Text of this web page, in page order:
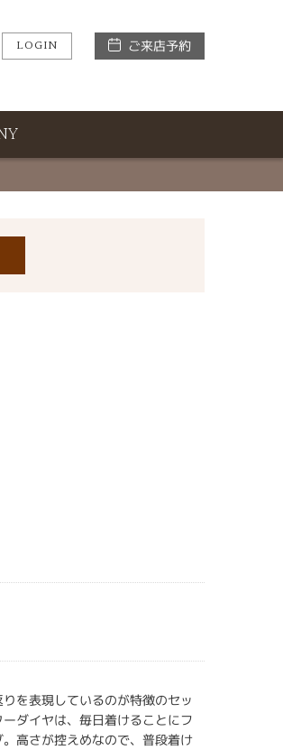
LOGIN ご来店予約
を表現しているのが特徴のセッ
ダイヤは、毎日着けることにフ
高さが控えめなので、普段着け